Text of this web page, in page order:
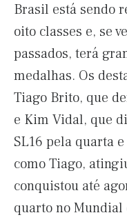
Brasil está sendo
oito classes e, se
passados, terá
medalhas. Os
Tiago Brito, que
e Kim Vidal, que
SL16 pela quarta
como Tiago,
conquistou até
quarto no Mundial